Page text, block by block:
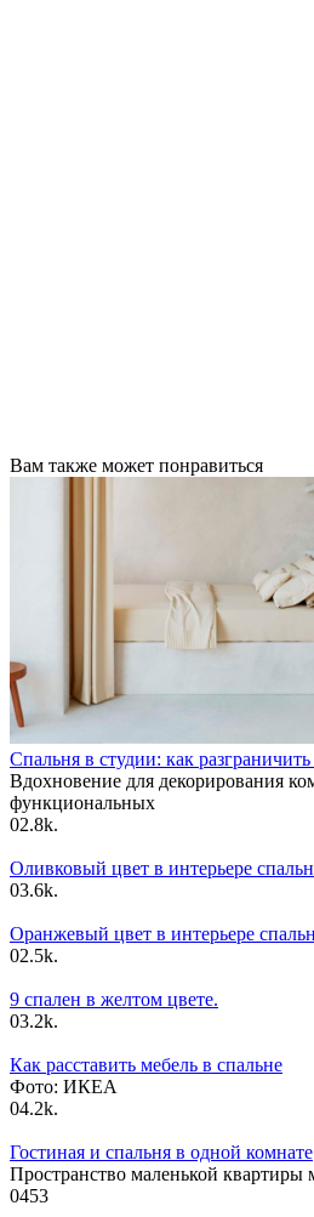
Вам также может понравиться
Спальня в студии: как
Вдохновение для декорирования
функциональных
02.8k.
Оливковый цвет в интерьере
03.6k.
Оранжевый цвет в интерьере
02.5k.
9 спален в желтом цвете.
03.2k.
Как расставить мебель в спальне
Фото: ИКЕА
04.2k.
Гостиная и спальня в одной комнате
Пространство маленькой
0453